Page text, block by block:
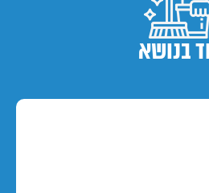
בנושא